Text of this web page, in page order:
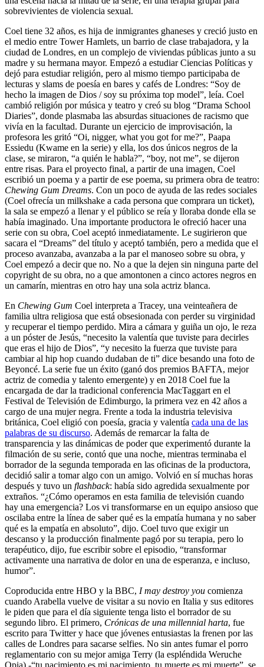
sobrevivientes de violencia sexual.
Coel tiene 32 años, es hija de inmigrantes ghaneses y creció justo en
el medio entre Tower Hamlets, un barrio de clase trabajadora, y la
ciudad de Londres, en un complejo de viviendas públicas junto a su
madre y su hermana mayor. Empezó a estudiar Ciencias Políticas y
dejó para estudiar religión, pero al mismo tiempo participaba de
lecturas y slams de poesía en bares y cafés de Londres: “Soy de
hecho la imagen de Dios / soy su próxima top model”, leía. Coel
cambió religión por música y teatro y creó su blog “Drama School
Diaries”, donde plasmaba las absurdas situaciones de racismo que
vivía en la facultad. Durante un ejercicio de improvisación, la
profesora les gritó “Oi, nigger, what you got for me?”, Paapa
Essiedu (Kwame en la serie) y ella, los dos únicos negros de la
clase, se miraron, “a quién le habla?”, “boy, not me”, se dijeron
entre risas. Para el proyecto final, a partir de una imagen, Coel
escribió un poema y a partir de ese poema, su primera obra de teatro:
Chewing Gum Dreams. Con un poco de ayuda de las redes sociales
(Coel ofrecía un milkshake a cada persona que comprara un ticket),
la sala se empezó a llenar y el público se reía y lloraba donde ella se
había imaginado. Una importante productora le ofreció hacer una
serie con su obra, Coel aceptó inmediatamente. Le sugirieron que
sacara el “Dreams” del título y aceptó también, pero a medida que el
proceso avanzaba, avanzaba a la par el manoseo sobre su obra, y
Coel empezó a decir que no. No a que la dejen sin ninguna parte del
copyright de su obra, no a que amontonen a cinco actores negros en
un camarín, mientras en otro hay una sola actriz blanca.
En Chewing Gum Coel interpreta a Tracey, una veinteañera de
familia ultra religiosa que está obsesionada con perder su virginidad
y recuperar el tiempo perdido. Mira a cámara y guiña un ojo, le reza
a un póster de Jesús, “necesito la valentía que tuviste para decirles
que eras el hijo de Dios”, “y necesito la fuerza que tuviste para
cambiar al hip hop cuando dudaban de ti” dice besando una foto de
Beyoncé. La serie fue un éxito (ganó dos premios BAFTA, mejor
actriz de comedia y talento emergente) y en 2018 Coel fue la
encargada de dar la tradicional conferencia MacTaggart en el
Festival de Televisión de Edimburgo, la primera vez en 42 años a
cargo de una mujer negra. Frente a toda la industria televisiva
británica, Coel eligió con poesía, gracia y valentía cada una de las
palabras de su discurso. Además de remarcar la falta de
transparencia y las dinámicas de poder que experimentó durante la
filmación de su serie, contó que una noche, mientras terminaba el
borrador de la segunda temporada en las oficinas de la productora,
decidió salir a tomar algo con un amigo. Volvió en sí muchas horas
después y tuvo un flashback: había sido agredida sexualmente por
extraños. “¿Cómo operamos en esta familia de televisión cuando
hay una emergencia? Los vi transformarse en un equipo ansioso que
oscilaba entre la línea de saber qué es la empatía humana y no saber
qué es la empatía en absoluto”, dijo. Coel tuvo que exigir un
descanso y la producción finalmente pagó por su terapia, pero lo
terapéutico, dijo, fue escribir sobre el episodio, “transformar
activamente una narrativa de dolor en una de esperanza, e incluso,
humor”.
Coproducida entre HBO y la BBC, I may destroy you comienza
cuando Arabella vuelve de visitar a su novio en Italia y sus editores
le piden que para el día siguiente tenga listo el borrador de su
segundo libro. El primero, Crónicas de una millennial harta, fue
escrito para Twitter y hace que jóvenes entusiastas la frenen por las
calles de Londres para sacarse selfies. No sin antes fumar el porro
reglamentario con su mejor amiga Terry (la espléndida Weruche
Opia) -“tu nacimiento es mi nacimiento, tu muerte es mi muerte”, se